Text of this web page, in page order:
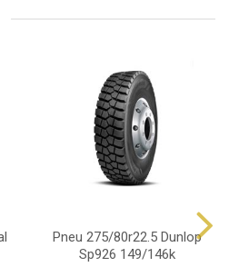
Pneu 275/80r22.5 Dunlop
Sp926 149/146k